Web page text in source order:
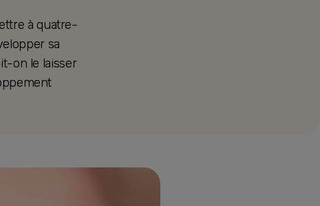
à quatre-
sa
on le laisser